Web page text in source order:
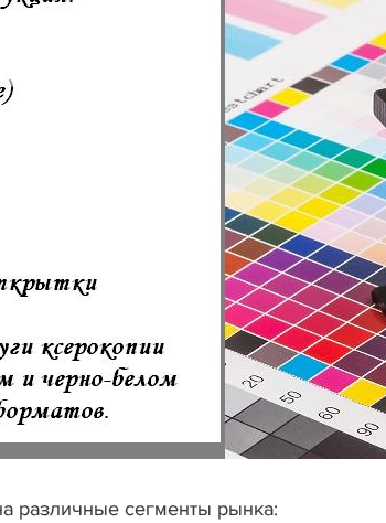
различные сегменты рынка: